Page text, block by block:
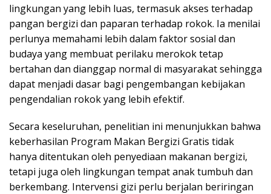
lingkungan yang lebih luas, termasuk akses terhadap
pangan bergizi dan paparan terhadap rokok. Ia menilai
perlunya memahami lebih dalam faktor sosial dan
budaya yang membuat perilaku merokok tetap
bertahan dan dianggap normal di masyarakat sehingga
dapat menjadi dasar bagi pengembangan kebijakan
pengendalian rokok yang lebih efektif.
Secara keseluruhan, penelitian ini menunjukkan bahwa
keberhasilan Program Makan Bergizi Gratis tidak
hanya ditentukan oleh penyediaan makanan bergizi,
tetapi juga oleh lingkungan tempat anak tumbuh dan
berkembang. Intervensi gizi perlu berjalan beriringan